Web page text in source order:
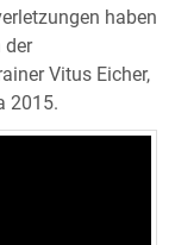
haben
der
Vitus Eicher,
2015.